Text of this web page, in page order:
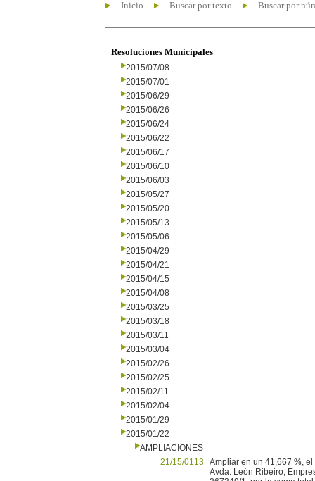
Inicio Buscar por texto Buscar por
Resoluciones Municipales
2015/07/08
2015/07/01
2015/06/29
2015/06/26
2015/06/24
2015/06/22
2015/06/17
2015/06/10
2015/06/03
2015/05/27
2015/05/20
2015/05/13
2015/05/06
2015/04/29
2015/04/21
2015/04/15
2015/04/08
2015/03/25
2015/03/18
2015/03/11
2015/03/04
2015/02/26
2015/02/25
2015/02/11
2015/02/04
2015/01/29
2015/01/22
AMPLIACIONES
21/15/0113
Ampliar en un 41,667 %,
Avda. León Ribeiro,